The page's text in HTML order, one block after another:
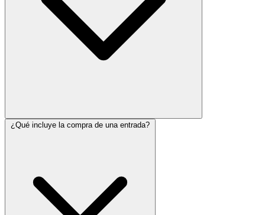
¿Qué incluye la compra de una entrada?